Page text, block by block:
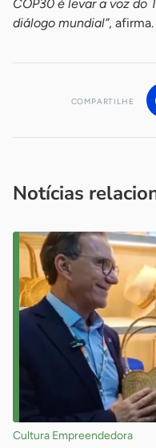
COP30 é levar a voz do
diálogo mundial”, afirma.
COMPARTILHE
Notícias
Cultura Empreendedora